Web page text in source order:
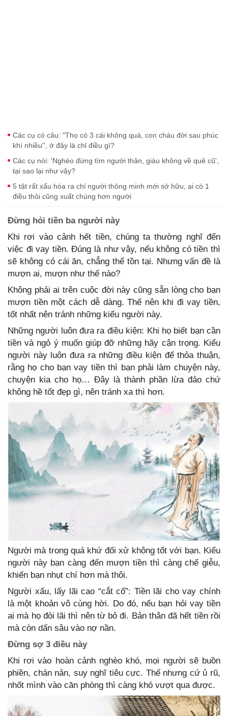
Các cụ có câu: "Thọ có 3 cái không quá, con cháu đời sau phúc
khí nhiều'', ở đây là chỉ điều gì?
Các cụ nói: 'Nghèo đừng tìm người thân, giàu không về quê cũ',
tại sao lại như vậy?
5 tật rất xấu hóa ra chỉ người thông minh mới sở hữu, ai có 1
điều thôi cũng xuất chúng hơn người
Đừng hỏi tiền ba người này
Khi rơi vào cảnh hết tiền, chúng ta thường nghĩ đến
việc đi vay tiền. Đúng là như vậy, nếu không có tiền thì
sẽ không có cái ăn, chẳng thể tồn tại. Nhưng vấn đề là
mượn ai, mượn như thế nào?
Không phải ai trên cuộc đời này cũng sẵn lòng cho bạn
mượn tiền một cách dễ dàng. Thế nên khi đi vay tiền,
tốt nhất nên tránh những kiểu người này.
Những người luôn đưa ra điều kiện: Khi họ biết bạn cần
tiền và ngỏ ý muốn giúp đỡ những hãy cận trọng. Kiểu
người này luôn đưa ra những điều kiện để thỏa thuận,
rằng họ cho bạn vay tiền thì bạn phải làm chuyện này,
chuyện kia cho họ… Đây là thành phần lừa đảo chứ
không hề tốt đẹp gì, nên tránh xa thì hơn.
Người mà trong quá khứ đối xử không tốt với bạn. Kiểu
người này bạn càng đến mượn tiền thì càng chế giễu,
khiến bạn nhụt chí hơn mà thôi.
Người xấu, lấy lãi cao “cắt cổ”: Tiền lãi cho vay chính
là một khoản vô cùng hời. Do đó, nếu bạn hỏi vay tiền
ai mà họ đòi lãi thì nên từ bỏ đi. Bản thân đã hết tiền rồi
mà còn dấn sâu vào nợ nần.
Đừng sợ 3 điều này
Khi rơi vào hoàn cảnh nghèo khó, mọi người sẽ buồn
phiền, chán nản, suy nghĩ tiêu cực. Thế nhưng cứ ủ rũ,
nhốt mình vào căn phòng thì càng khó vượt qua được.